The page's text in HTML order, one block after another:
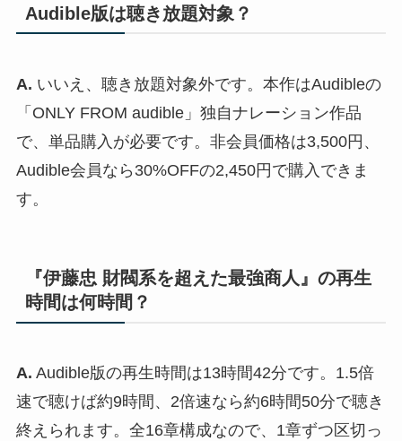
Audible版は聴き放題対象？
A. いいえ、聴き放題対象外です。本作はAudibleの
「ONLY FROM audible」独自ナレーション作品
で、単品購入が必要です。非会員価格は3,500円、
Audible会員なら30%OFFの2,450円で購入できま
す。
『伊藤忠 財閥系を超えた最強商人』の再生
時間は何時間？
A. Audible版の再生時間は13時間42分です。1.5倍
速で聴けば約9時間、2倍速なら約6時間50分で聴き
終えられます。全16章構成なので、1章ずつ区切っ